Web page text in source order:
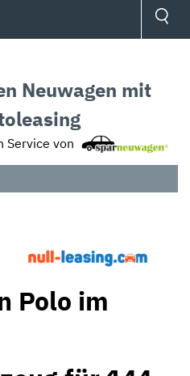
Neuwagen mit
Service von
Polo im